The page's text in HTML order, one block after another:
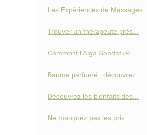
Les Expériences de Massages...
Trouver un thérapeute près...
Comment l'Alga-Sendatu®...
Baume parfumé : découvrez...
Découvrez les bienfaits des...
Ne manquez pas les prix...